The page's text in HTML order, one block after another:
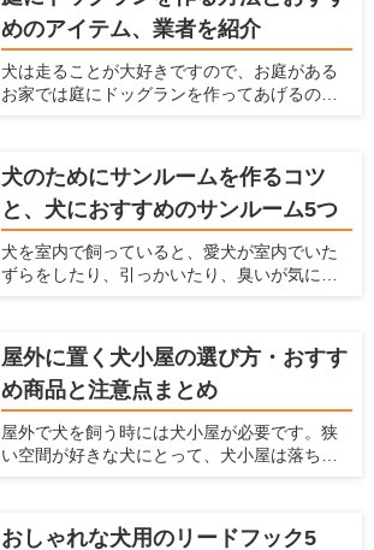
り、壁紙をはがされたり、壁に汚れやニオイ
が染みついてしまったりします。 壁紙をすぐ
に交換しなくてはならないことも多いです
し、家中にペットの臭いが漂うという状態に
なってしまいます。これらの悩みを解消する
すすめの壁紙」を紹介するとともに、壁紙を
変えるための方法について解説します。
めのアイテム、業者を紹介
犬は走ることが大好きですので、お庭がある
お家では庭にドッグランを作ってあげるのが
て、ドッグランのメリットや作り方、どんな
素材や設備を利用すればいいかまで解説しま
す。 犬を飼うのに最適な住宅を推進する「愛
犬家住宅」だからこそ知っている、ドッグラ
ンの情報を紹介しているのでぜひ参考にして
くださいね！
犬のためにサンルームを作るコツ
と、犬におすすめのサンルーム5つ
犬を室内で飼っていると、愛犬が室内でいた
ずらをしたり、引っかいたり、臭いが気に
方法として、サンルームをペットスペースに
する方法があります。愛犬がふだん生活する
スペースとして、サンルームを利用すること
で様々なメリットがあります。 愛犬家住宅で
は、日々多くのメーカーの製品をチェックを
することで、愛犬が暮らしやすいサンルーム
対して、サンルームのメリットやサンルーム
屋外に置く犬小屋の選び方・おすす
め商品と注意点まとめ
屋外で犬を飼う時には犬小屋が必要です。狭
い空間が好きな犬にとって、犬小屋は落ち着
快適に過ごせるだけでなく、衛星面やお手入
おしゃれな犬用のリードフック5